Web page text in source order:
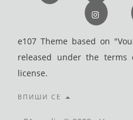
e107 Theme based on
released under the terms
license.
ВПИШИ СЕ